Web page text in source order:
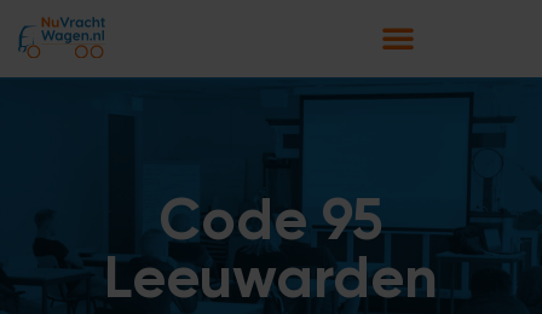
Code 95
Leeuwarden